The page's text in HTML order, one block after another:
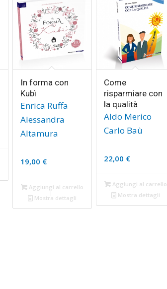
In forma con
Kubì
Enrica Ruffa
Alessandra
Altamura
19,00 €
Aggiungi al carrello
Mostra dettagli
Come
risparmiare con
la qualità
Aldo Merico
Carlo Baù
22,00 €
Aggiungi al carrello
Mostra dettagli